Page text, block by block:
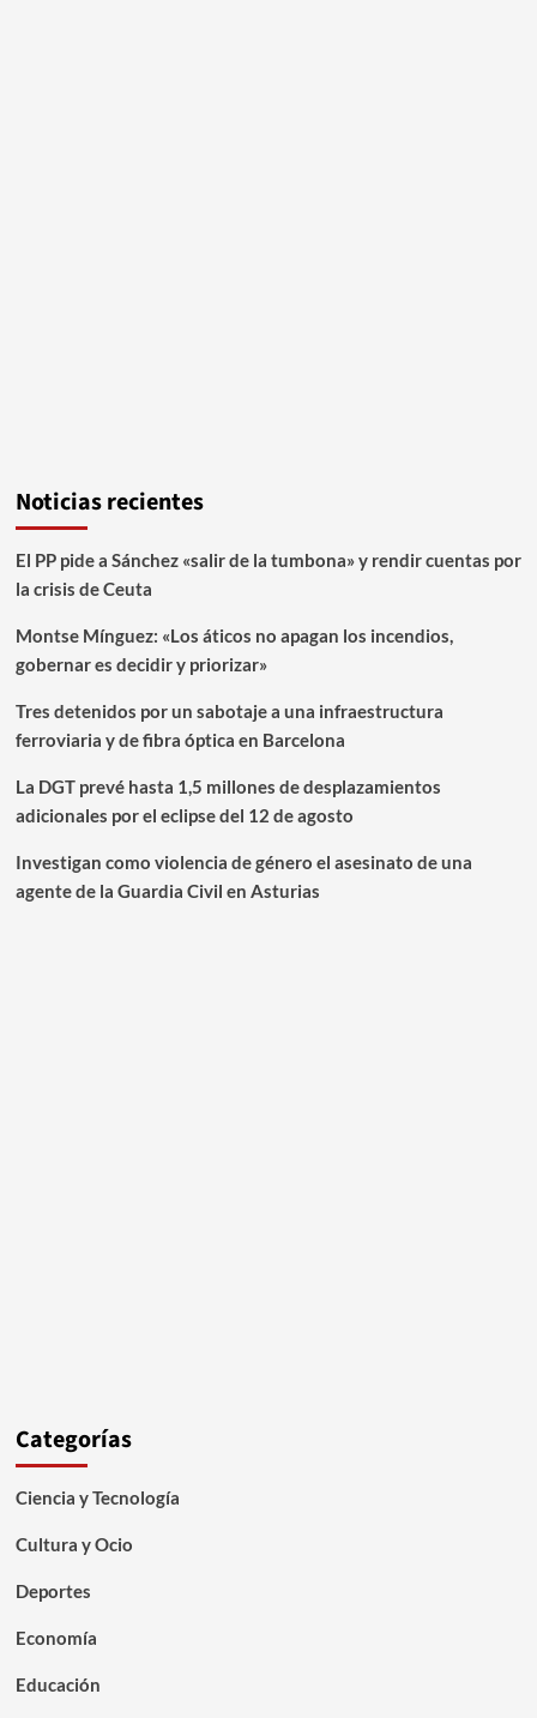
Noticias recientes
El PP pide a Sánchez «salir de la tumbona» y rendir cuentas por
la crisis de Ceuta
Montse Mínguez: «Los áticos no apagan los incendios,
gobernar es decidir y priorizar»
Tres detenidos por un sabotaje a una infraestructura
ferroviaria y de fibra óptica en Barcelona
La DGT prevé hasta 1,5 millones de desplazamientos
adicionales por el eclipse del 12 de agosto
Investigan como violencia de género el asesinato de una
agente de la Guardia Civil en Asturias
Categorías
Ciencia y Tecnología
Cultura y Ocio
Deportes
Economía
Educación